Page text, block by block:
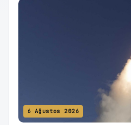
6 Ağustos 2026